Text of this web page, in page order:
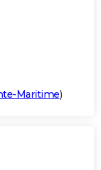
Maritime)